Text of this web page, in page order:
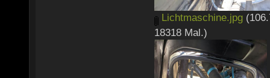
Lichtmaschine.jpg
18318 Mal.)